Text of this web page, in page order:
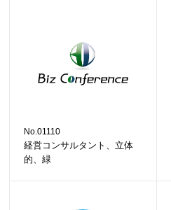
No.01110
経営コンサルタント、立体
的、緑